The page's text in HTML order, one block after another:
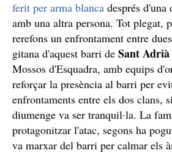
ferit per arma blanca després d'una
amb una altra persona. Tot plegat,
rerefons un enfrontament entre
gitana d'aquest barri de Sant Adrià
Mossos d'Esquadra, amb equips
reforçar la presència al barri per
enfrontaments entre els dos clans,
diumenge va ser tranquil·la. La
protagonitzar l'atac, segons ha
va marxar del barri per calmar els